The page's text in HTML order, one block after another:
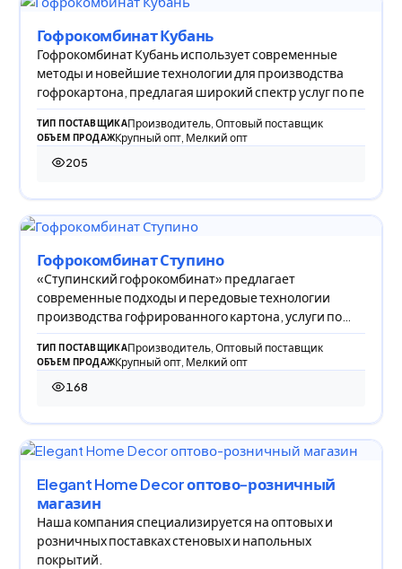
Гофрокомбинат Кубань
Гофрокомбинат Кубань использует современные
методы и новейшие технологии для производства
гофрокартона, предлагая широкий спектр услуг по пе
ТИП ПОСТАВЩИКАПроизводитель, Оптовый поставщик
ОБЪЕМ ПРОДАЖКрупный опт, Мелкий опт
205
205 просмотров
Гофрокомбинат Ступино
«Ступинский гофрокомбинат» предлагает
современные подходы и передовые технологии
производства гофрированного картона, услуги по
печати и скл
ТИП ПОСТАВЩИКАПроизводитель, Оптовый поставщик
ОБЪЕМ ПРОДАЖКрупный опт, Мелкий опт
168
168 просмотров
Elegant Home Decor оптово-розничный
магазин
Наша компания специализируется на оптовых и
розничных поставках стеновых и напольных
покрытий.